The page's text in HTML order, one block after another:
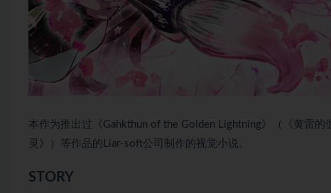
本作为推出过《Gahkthun of the Golden Lightning》（《黄雷
灵》）等作品的Liar-soft公司制作的视觉小说。
STORY